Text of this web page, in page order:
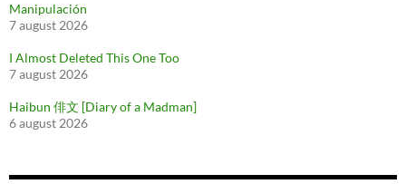
Manipulación
7 august 2026
I Almost Deleted This One Too
7 august 2026
Haibun 俳文 [Diary of a Madman]
6 august 2026